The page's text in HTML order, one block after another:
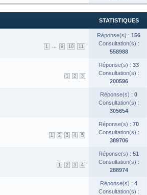
STATISTIQUES
1 9 10 11
Réponse(s) : 156
Consultation(s) :
558988
1 2 3
Réponse(s) : 33
Consultation(s) :
200596
Réponse(s) : 0
Consultation(s) :
305654
1 2 3 4 5
Réponse(s) : 70
Consultation(s) :
389706
1 2 3 4
Réponse(s) : 51
Consultation(s) :
288974
Réponse(s) : 4
Consultation(s) :